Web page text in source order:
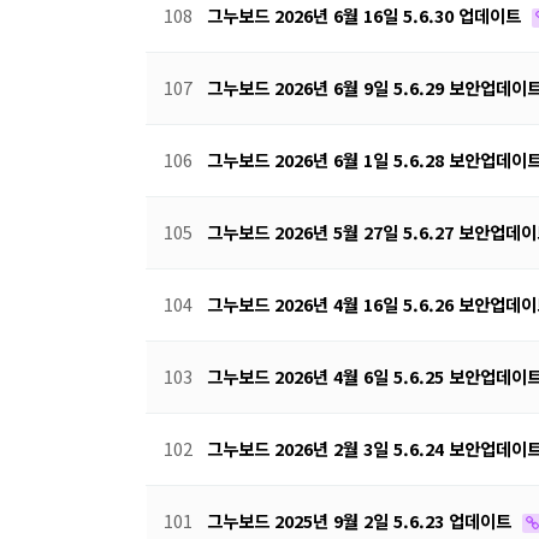
108 그누보드 2026년 6월 16일 5.6.30 업데이트
107 그누보드 2026년 6월 9일 5.6.29 보안업데이
106 그누보드 2026년 6월 1일 5.6.28 보안업데이
105 그누보드 2026년 5월 27일 5.6.27 보안업데
104 그누보드 2026년 4월 16일 5.6.26 보안업데
103 그누보드 2026년 4월 6일 5.6.25 보안업데이
102 그누보드 2026년 2월 3일 5.6.24 보안업데이
101 그누보드 2025년 9월 2일 5.6.23 업데이트